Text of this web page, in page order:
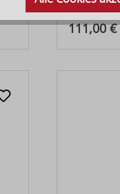
Varianten
111,00 €